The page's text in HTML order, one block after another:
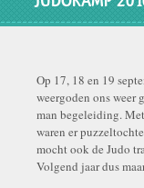
Op 17, 18 en 19
weergoden ons weer
man begeleiding.
waren er
mocht ook de Judo
Volgend jaar dus